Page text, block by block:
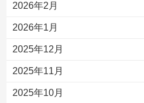
2026年2月
2026年1月
2025年12月
2025年11月
2025年10月